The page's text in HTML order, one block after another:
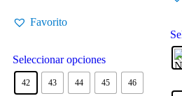
Favorito
Seleccionar opciones
42 43 44 45 46